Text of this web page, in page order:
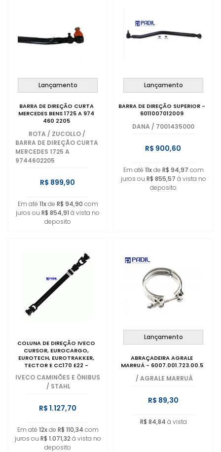
Lançamento
BARRA DE DIREÇÃO CURTA
MERCEDES BENS 1725 A 974
460 2205
ROTA / ZUCOLLO /
BARRA DE DIREÇÃO CURTA
MERCEDES 1725 A
9744602205
R$ 899,90
Em até 11xde R$ 94,90 com
juros ou R$ 854,91 à vista no
deposito
Lançamento
BARRA DE DIREÇÃO SUPERIOR -
6011007012009
DANA / 7001435000
R$ 900,60
Em até 11xde R$ 94,97 com
juros ou R$ 855,57 à vista no
deposito
COLUNA DE DIREÇÃO IVECO
CURSOR, EUROCARGO,
EUROTECH, EUROTRAKKER,
TECTOR E CC170 E22 -
5801288375
IVECO CAMINÕES E ÔNIBUS
/ STAHL
R$ 1.127,70
Em até 12xde R$ 110,34 com
juros ou R$ 1.071,32 à vista no
deposito
Lançamento
ABRAÇADEIRA AGRALE
MARRUÁ - 6007.001.723.00.5
/ AGRALE MARRUÁ
R$ 89,30
R$ 84,84 à vista